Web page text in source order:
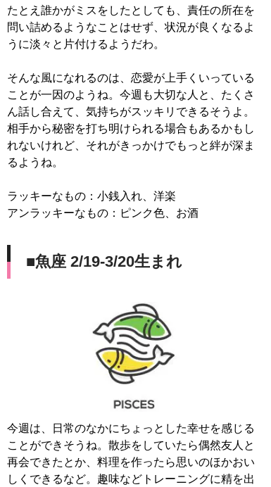
たとえ誰かがミスをしたとしても、責任の所在を
問い詰めるようなことはせず、状況が良くなるよ
うに淡々と片付けるようだわ。
そんな風になれるのは、恋愛が上手くいっている
ことが一因のようね。今週も大切な人と、たくさ
ん話し合えて、気持ちがスッキリできるそうよ。
相手から秘密を打ち明けられる場合もあるかもし
れないけれど、それがきっかけでもっと絆が深ま
るようね。
ラッキーなもの：小銭入れ、洋楽
アンラッキーなもの：ピンク色、お酒
■魚座 2/19-3/20生まれ
今週は、日常のなかにちょっとした幸せを感じる
ことができそうね。散歩をしていたら偶然友人と
再会できたとか、料理を作ったら思いのほかおい
しくできるなど。趣味などトレーニングに精を出